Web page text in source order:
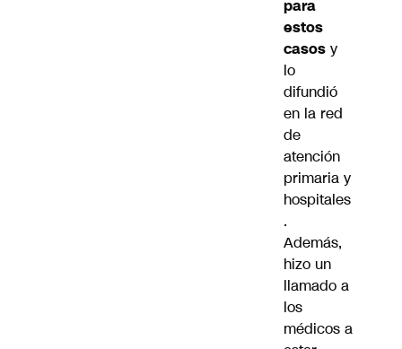
para
estos
casos y
lo
difundió
en la red
de
atención
primaria y
hospitales
.
Además,
hizo un
llamado a
los
médicos a